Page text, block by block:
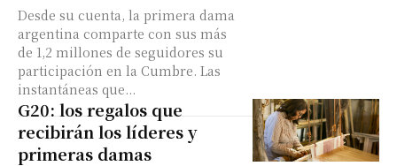
Desde su cuenta, la primera dama
argentina comparte con sus más
de 1,2 millones de seguidores su
participación en la Cumbre. Las
instantáneas que...
G20: los regalos que
recibirán los líderes y
primeras damas